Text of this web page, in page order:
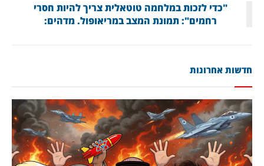
"כדי לזכות במלחמה טוטאלית צריך להיות חסרי
רחמים": תמונת המצב במריאופול. מדהים:
חדשות אחרונות